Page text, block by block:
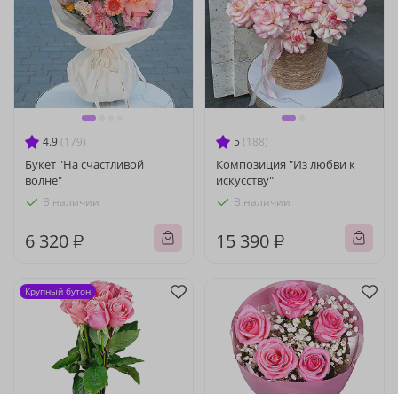
4.9 (179)
Букет "На счастливой
волне"
В наличии
6 320 ₽
5 (188)
Композиция "Из любви к
искусству"
В наличии
15 390 ₽
Крупный бутон